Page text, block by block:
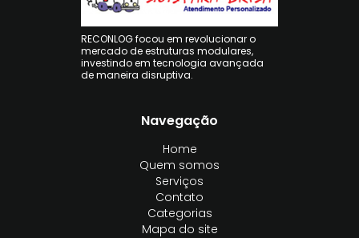
RECONLOG focou em revolucionar o
mercado de estruturas modulares,
investindo em tecnologia avançada
de maneira disruptiva.
Navegação
Home
Quem somos
Serviços
Contato
Categorias
Mapa do site